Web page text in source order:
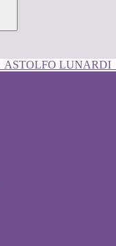
ASTOLFO LUNARDI